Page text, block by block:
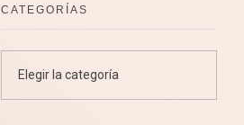
CATEGORÍAS